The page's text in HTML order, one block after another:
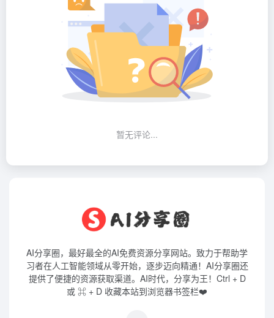
暂无评论...
AI分享圈，最好最全的AI免费资源分享网站。致力于帮助学
习者在人工智能领域从零开始，逐步迈向精通！AI分享圈还
提供了便捷的资源获取渠道。AI时代，分享为王！Ctrl + D
或 ⌘ + D 收藏本站到浏览器书签栏❤️